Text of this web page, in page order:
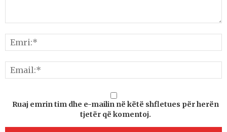
Ruaj emrin tim dhe e-mailin në këtë shfletues për herën
tjetër që komentoj.